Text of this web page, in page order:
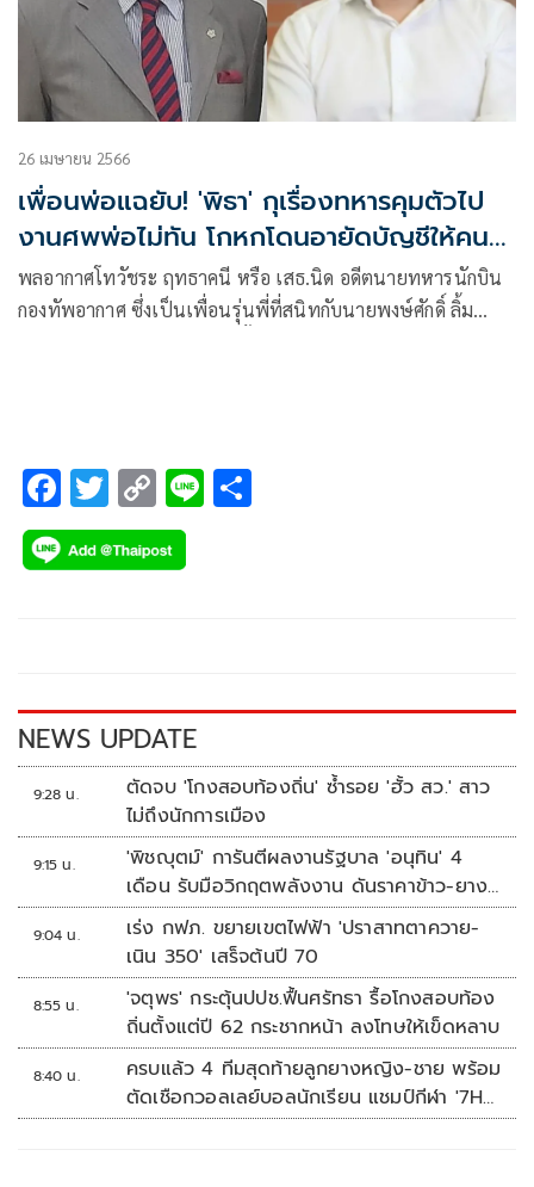
26 เมษายน 2566
เพื่อนพ่อแฉยับ! 'พิธา' กุเรื่องทหารคุมตัวไป
งานศพพ่อไม่ทัน โกหกโดนอายัดบัญชีให้คน
สงสาร
พลอากาศโทวัชระ ฤทธาคนี หรือ เสธ.นิด อดีตนายทหารนักบิน
กองทัพอากาศ ซึ่งเป็นเพื่อนรุ่นพี่ที่สนิทกับนายพงษ์ศักดิ์ ลิ้ม
F
ac
e
k
T
wi
tt
C
o
p
k
Li
NEWS UPDATE
9:28 น.
ตัดจบ 'โกงสอบท้องถิ่น' ซ้ำรอย 'ฮั้ว สว.' สาว
ไม่ถึงนักการเมือง
9:15 น.
'พิชญุตม์' การันตีผลงานรัฐบาล 'อนุทิน' 4
เดือน รับมือวิกฤตพลังงาน ดันราคาข้าว-ยาง-
ปาล์ม พุ่งต่อเนื่อง พร้อมอัดมาตรการช่วยลด
ต้นทุน-ขยายตลาดโลก
9:04 น.
เร่ง กฟภ. ขยายเขตไฟฟ้า 'ปราสาทตาควาย-
เนิน 350' เสร็จต้นปี 70
8:55 น.
'จตุพร' กระตุ้นปปช.ฟื้นศรัทธา รื้อโกงสอบท้อง
ถิ่นตั้งแต่ปี 62 กระชากหน้า ลงโทษให้เข็ดหลาบ
8:40 น.
ครบแล้ว 4 ทีมสุดท้ายลูกยางหญิง-ชาย พร้อม
ตัดเชือกวอลเลย์บอลนักเรียน แชมป์กีฬา '7HD
2026'